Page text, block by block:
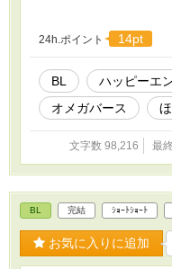
24h.ポイント 14pt
BL ハッピーエ
オメガバース
文字数 98,216 最
BL 完結 ｼｮｰﾄｼｮｰﾄ
お気に入りに追加